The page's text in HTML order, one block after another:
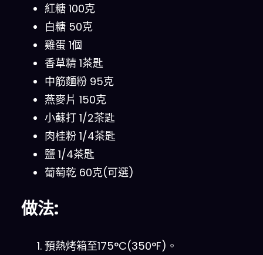
紅糖 100克
白糖 50克
雞蛋 1個
香草精 1茶匙
中筋麵粉 95克
燕麥片 150克
小蘇打 1/2茶匙
肉桂粉 1/4茶匙
鹽 1/4茶匙
葡萄乾 60克(可選)
做法:
預熱烤箱至175°C(350°F)。